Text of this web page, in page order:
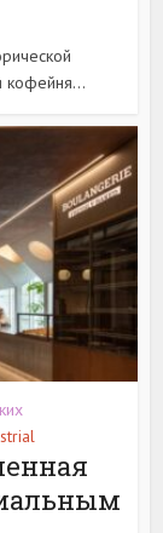
кофейня...